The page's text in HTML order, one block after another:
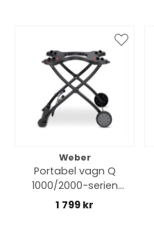
Weber
Portabel vagn Q
1000/2000-serien
(äldre än 2025
1 799 kr